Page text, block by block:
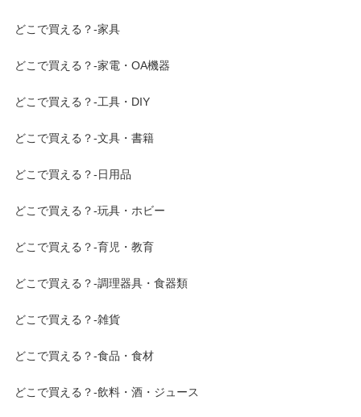
どこで買える？-家具
どこで買える？-家電・OA機器
どこで買える？-工具・DIY
どこで買える？-文具・書籍
どこで買える？-日用品
どこで買える？-玩具・ホビー
どこで買える？-育児・教育
どこで買える？-調理器具・食器類
どこで買える？-雑貨
どこで買える？-食品・食材
どこで買える？-飲料・酒・ジュース